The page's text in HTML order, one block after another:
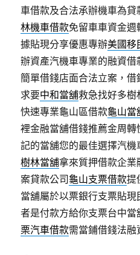
車借款及合法承辦機車為
林機車借款免留車車資金
據貼現分享優惠專辦美國移
辦資產汽機車專業的融資借
簡單借錢店面合法立案，
求要中和當舖救急找好多樹
快速專業龜山區借款龜山當
裡金融當舖借錢推薦金周轉
記的當舖您的最佳選擇汽
樹林當舖拿來質押借款企
案貸款公司 龜山支票借款提
當舖屬於以票銀行支票貼現
者是付款方給你支票台中
栗汽車借款需當鋪借錢法融